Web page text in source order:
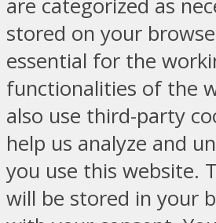
are categorized as
stored on your
essential for the
functionalities of the
also use third-party
help us analyze and
you use this website.
will be stored in your